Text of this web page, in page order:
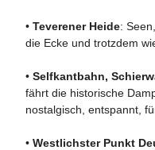
• Teverener Heide:
die Ecke und trotzdem
• Selfkantbahn,
fährt die historische
nostalgisch, entspannt,
• Westlichster Punkt